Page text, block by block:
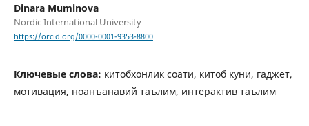
Dinara Muminova
Nordic International University
https://orcid.org/0000-0001-9353-8800
Ключевые слова: китобхонлик соати, китоб куни, гаджет,
мотивация, ноанъанавий таълим, интерактив таълим